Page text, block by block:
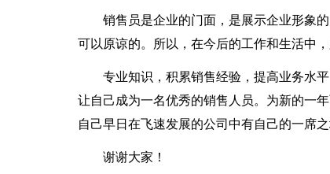
销售员是企业的门面，是展示企业形象
可以原谅的。所以，在今后的工作和生活中
专业知识，积累销售经验，提高业务水
让自己成为一名优秀的销售人员。为新的一
自己早日在飞速发展的公司中有自己的一席之
谢谢大家！